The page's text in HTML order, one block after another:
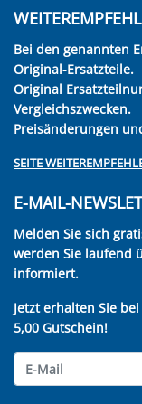
Bei den genannten
Original-Ersatzteile.
Original
Vergleichszwecken.
Preisänderungen
SEITE
E-MAIL-
Melden Sie sich
werden Sie laufend
informiert.
Jetzt erhalten Sie
5,00 Gutschein!